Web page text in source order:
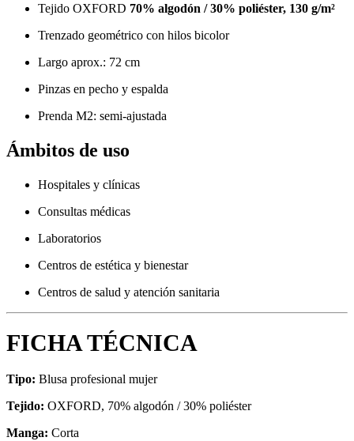
Tejido OXFORD 70% algodón / 30% poliéster, 130 g/m²
Trenzado geométrico con hilos bicolor
Largo aprox.: 72 cm
Pinzas en pecho y espalda
Prenda M2: semi-ajustada
Ámbitos de uso
Hospitales y clínicas
Consultas médicas
Laboratorios
Centros de estética y bienestar
Centros de salud y atención sanitaria
FICHA TÉCNICA
Tipo: Blusa profesional mujer
Tejido: OXFORD, 70% algodón / 30% poliéster
Manga: Corta